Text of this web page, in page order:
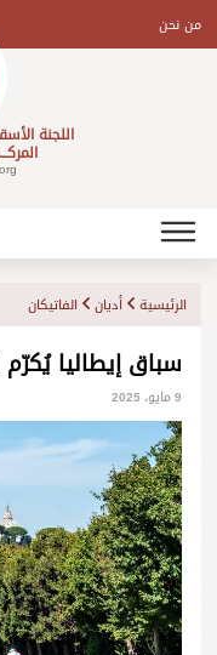
contentمن نحن
اللجنة
الرئيسية أديان الفاتيكان
سباق إيطاليا
9 مايو، 2025